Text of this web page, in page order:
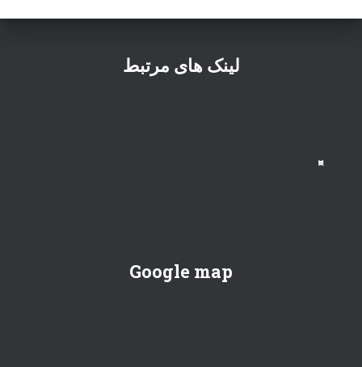
لینک های مرتبط
>
<
Google map